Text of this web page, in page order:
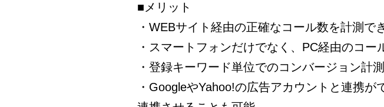
■メリット
・WEBサイト経由の正確なコール数を計測で
・スマートフォンだけでなく、PC経由のコー
・登録キーワード単位でのコンバージョン計
・GoogleやYahoo!の広告アカウントと連携が